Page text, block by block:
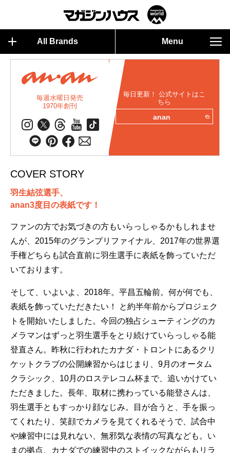
All Brands Menu
毎週水曜日発売
1970年創刊
毎日更新！ 公式サイトはこ
ちら
anan
COVER STORY
羽生結弦選手、
anan3度目の表紙です！
ファンの方でお気づきの方もいらっしゃるかもしれませ
んが、2015年のグランプリファイナル、2017年の世界選
手権どちらも試合直前に羽生選手に表紙を飾っていただ
いております。
そして、いよいよ、2018年。平昌五輪前。何が何でも、
表紙を飾っていただきたい！ と約半年前からプロジェク
トを開始いたしました。今回の独占シューティングのカ
メラマンはずっと羽生選手をとり続けていらっしゃる能
登直さん。昨秋に行われたカナダ・トロントにあるクリ
ケットクラブの公開練習からはじまり、9月のオータム
クラシック、10月のロステレコム杯まで、追いかけてい
ただきました。長年、取材に携わっている能登さんは、
羽生選手ともすっかり顔なじみ。目が合うと、手を振っ
てくれたり、笑顔でカメラを見てくれるそうで、試合中
や練習中には見れない、無邪気な表情の写真なども。い
まの拠点、カナダでの練習中のストイックながらもリラ